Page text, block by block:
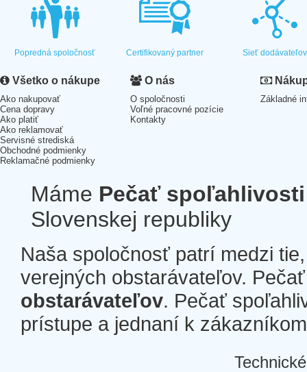
Popredná spoločnosť Certifikovaný partner Sieť dodávateľov
Všetko o nákupe
Ako nakupovať
Cena dopravy
Ako platiť
Ako reklamovať
Servisné strediská
Obchodné podmienky
Reklamačné podmienky
O nás
O spoločnosti
Voľné pracovné pozície
Kontakty
Základné
Máme Pečať spoľahlivosti
Slovenskej republiky
Naša spoločnosť patrí medzi
verejných obstarávateľov.
obstarávateľov. Pečať
prístupe a jednaní k